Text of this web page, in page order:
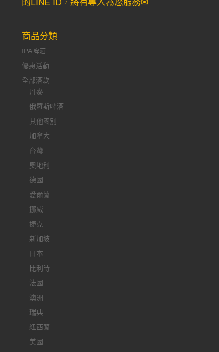
的LINE ID，將有專人為您服務✉
商品分類
IPA啤酒
優惠活動
全部酒款
丹麥
俄羅斯啤酒
其他國別
加拿大
台灣
奧地利
德國
愛爾蘭
挪威
捷克
新加坡
日本
比利時
法國
澳洲
瑞典
紐西蘭
美國